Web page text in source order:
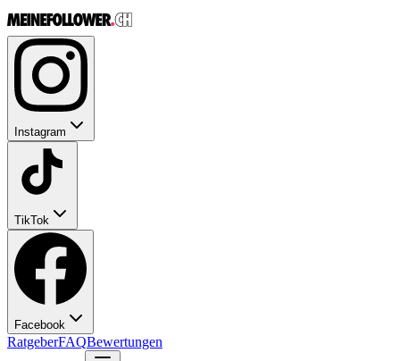
Instagram
TikTok
Facebook
RatgeberFAQBewertungen